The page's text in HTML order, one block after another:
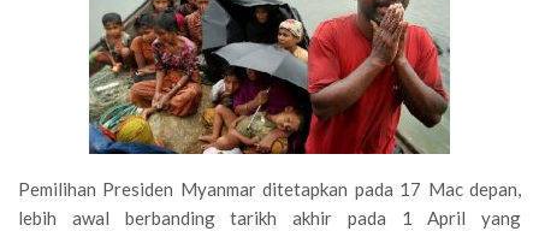
Pemilihan Presiden Myanmar ditetapkan pada 17 Mac depan,
lebih awal berbanding tarikh akhir pada 1 April yang